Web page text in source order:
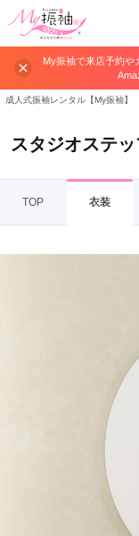
My振袖で来店予約や
成人式振袖レンタル【My振袖】
スタジオステ
TOP 衣装